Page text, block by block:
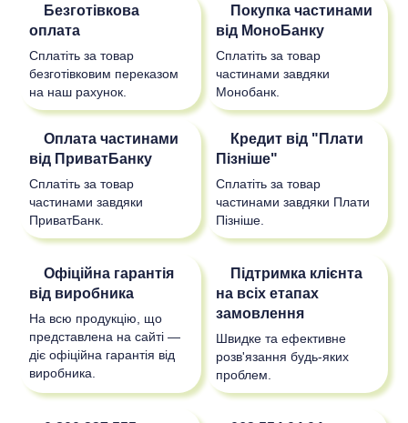
Безготівкова
оплата
Сплатіть за товар
безготівковим переказом
на наш рахунок.
Покупка частинами
від МоноБанку
Сплатіть за товар
частинами завдяки
Монобанк.
Оплата частинами
від ПриватБанку
Сплатіть за товар
частинами завдяки
ПриватБанк.
Кредит від "Плати
Пізніше"
Сплатіть за товар
частинами завдяки Плати
Пізніше.
Офіційна гарантія
від виробника
На всю продукцію, що
представлена на сайті —
діє офіційна гарантія від
виробника.
Підтримка клієнта
на всіх етапах
замовлення
Швидке та ефективне
розв'язання будь-яких
проблем.